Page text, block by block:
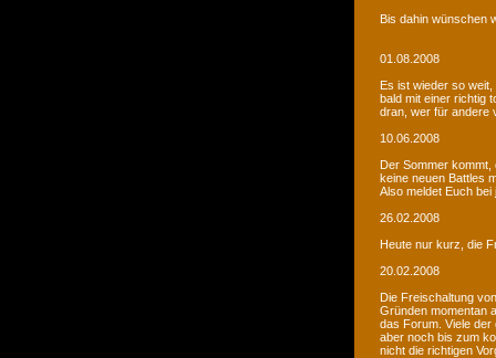
Bis dahin wünschen
01.08.2008
Es ist wieder so weit,
bald mit einer richtig
dran, wer für andere
10.06.2008
Der Sommer kommt,
keine neuen Battles
Also meldet Euch
26.02.2008
Heute nur kurz, die
20.02.2008
Die Freischaltung
Gründen momentan
das Forum. Viele
aber noch bis zum
nicht die richtigen